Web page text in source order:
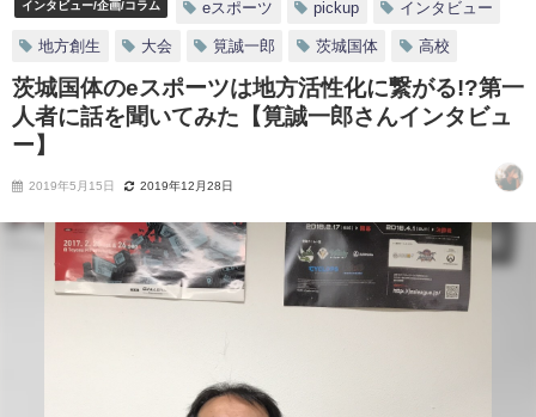
インタビュー/企画/コラム eスポーツ pickup インタビュー
地方創生 大会 筧誠一郎 茨城国体 高校
茨城国体のeスポーツは地方活性化に繋がる!?第一
人者に話を聞いてみた【筧誠一郎さんインタビュ
ー】
2019年5月15日 2019年12月28日